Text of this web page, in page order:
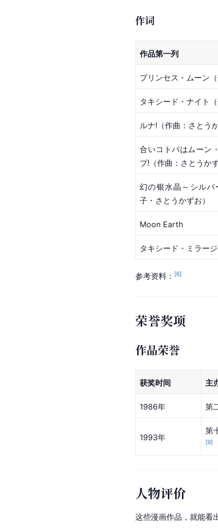
作词
作品第一列
プリンセス・ムーン
タキシード・ナイト
ルナ!（作曲：さとう
合いコトバはムーン
プ!（作曲：さとうか
幻の银水晶～シル
子・さとうかずお）
Moon Earth
タキシード・ミラー
参考资料： [6]
荣誉奖项
作品荣誉
获奖时间 主
1986年 第
1993年
第
[9]
人物评价
这些漫画作品，就能看